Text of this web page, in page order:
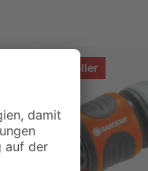
Bestseller